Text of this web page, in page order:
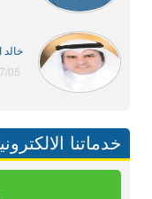
خالد
05
خدماتنا